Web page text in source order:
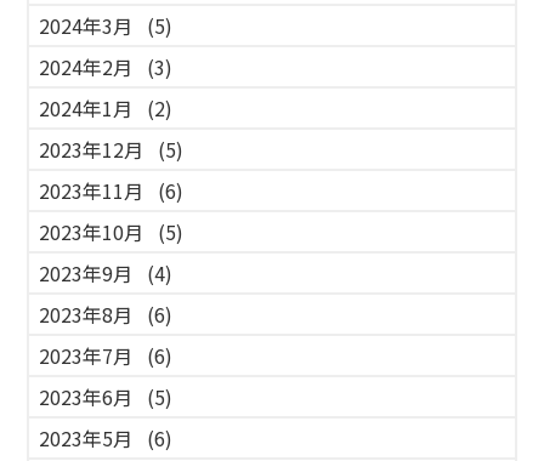
2024年3月
(5)
2024年2月
(3)
2024年1月
(2)
2023年12月
(5)
2023年11月
(6)
2023年10月
(5)
2023年9月
(4)
2023年8月
(6)
2023年7月
(6)
2023年6月
(5)
2023年5月
(6)